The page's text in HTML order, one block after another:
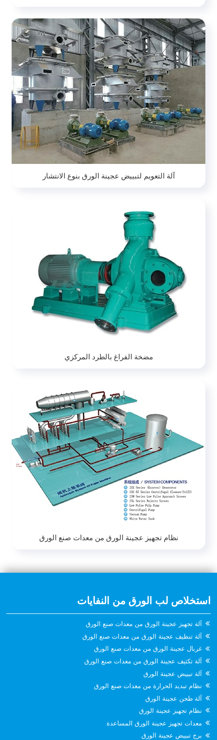
آلة التعويم لتبييض عجينة الورق بنوع الانتشار
مضخة الفراغ بالطرد المركزي
نظام تجهيز عجينة الورق من معدات صنع الورق
استخلاص لب الورق من النفايات
آلة تجهيز عجينة الورق من معدات صنع الورق
آلة تنظيف عجينة الورق من معدات صنع الورق
غربال عجينة الورق من معدات صنع الورق
آلة تكثيف عجينة الورق من معدات صنع الورق
آلة تبييض عجينة الورق
نظام تبديد الحرارة من معدات صنع الورق
آلة طحن عجينة الورق
نظام تجهيز عجينة الورق
معدات تجهيز عجينة الورق المساعدة
برج تبييض عجينة الورق